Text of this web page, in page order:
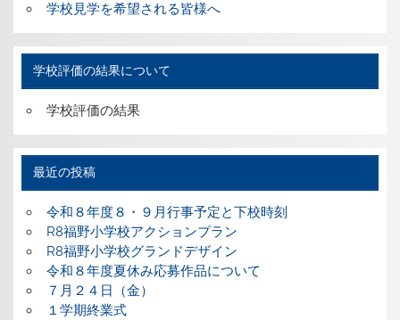
学校見学を希望される皆様へ
学校評価の結果について
学校評価の結果
最近の投稿
令和８年度８・９月行事予定と下校時刻
R8福野小学校アクションプラン
R8福野小学校グランドデザイン
令和８年度夏休み応募作品について
７月２４日（金）
１学期終業式